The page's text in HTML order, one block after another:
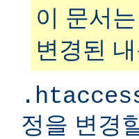
이 문서
변경된
정을 변경